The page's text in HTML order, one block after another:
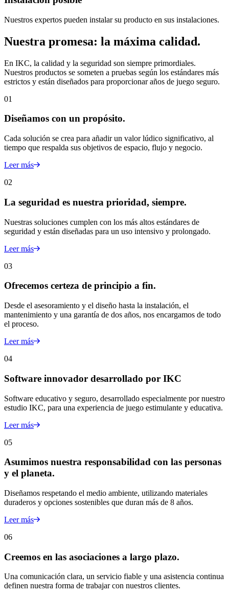
Nuestros expertos pueden instalar su producto en sus instalaciones.
Nuestra promesa: la máxima calidad.
En IKC, la calidad y la seguridad son siempre primordiales.
Nuestros productos se someten a pruebas según los estándares más
estrictos y están diseñados para proporcionar años de juego seguro.
01
Diseñamos con un propósito.
Cada solución se crea para añadir un valor lúdico significativo, al
tiempo que respalda sus objetivos de espacio, flujo y negocio.
Leer más
02
La seguridad es nuestra prioridad, siempre.
Nuestras soluciones cumplen con los más altos estándares de
seguridad y están diseñadas para un uso intensivo y prolongado.
Leer más
03
Ofrecemos certeza de principio a fin.
Desde el asesoramiento y el diseño hasta la instalación, el
mantenimiento y una garantía de dos años, nos encargamos de todo
el proceso.
Leer más
04
Software innovador desarrollado por IKC
Software educativo y seguro, desarrollado especialmente por nuestro
estudio IKC, para una experiencia de juego estimulante y educativa.
Leer más
05
Asumimos nuestra responsabilidad con las personas
y el planeta.
Diseñamos respetando el medio ambiente, utilizando materiales
duraderos y opciones sostenibles que duran más de 8 años.
Leer más
06
Creemos en las asociaciones a largo plazo.
Una comunicación clara, un servicio fiable y una asistencia continua
definen nuestra forma de trabajar con nuestros clientes.